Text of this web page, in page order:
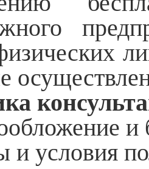
и
условия